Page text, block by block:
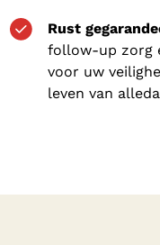
Rust
follow-up zorg
voor uw
leven van